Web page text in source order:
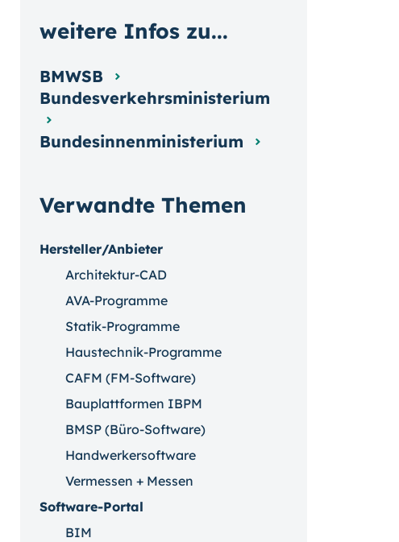
Verwandte Themen
Hersteller/Anbieter
Architektur-CAD
AVA-Programme
Statik-Programme
Haustechnik-Programme
CAFM (FM-Software)
Bauplattformen IBPM
BMSP (Büro-Software)
Handwerkersoftware
Vermessen + Messen
Software-Portal
BIM
weitere Infos zu...
BMWSB
Bundesverkehrsministerium
Bundesinnenministerium